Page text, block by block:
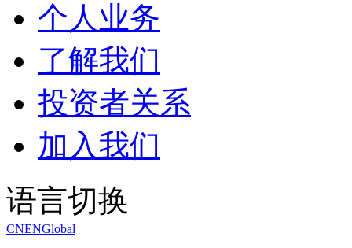
个人业务
了解我们
投资者关系
加入我们
语言切换
CNENGlobal